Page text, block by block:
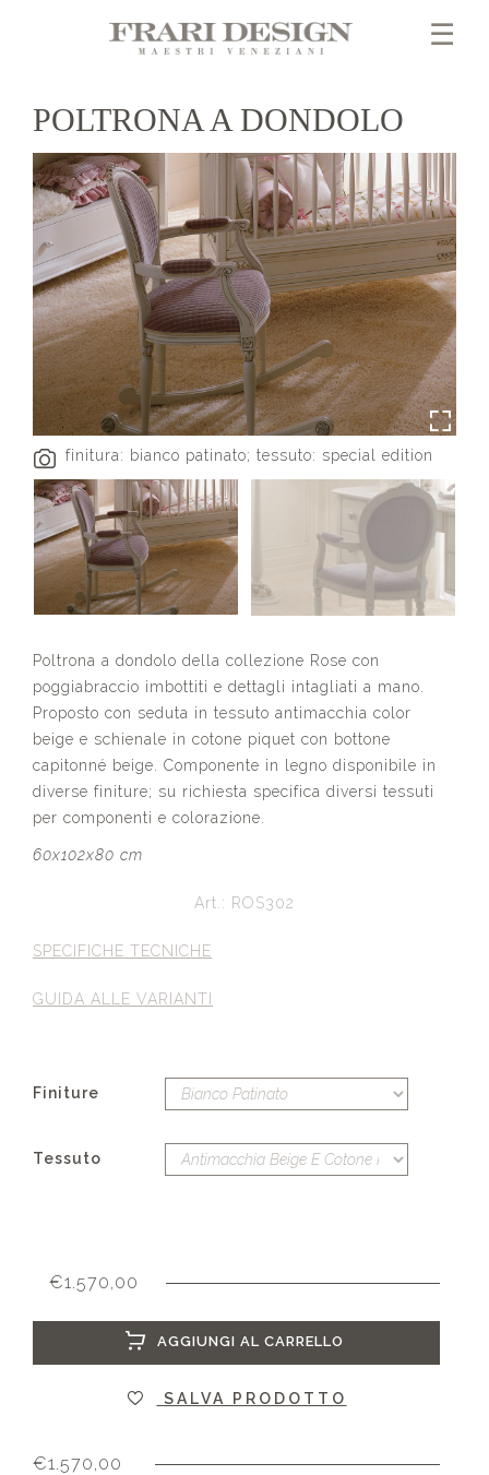
☰
×
POLTRONA A DONDOLO
finitura: bianco patinato; tessuto: special edition
Poltrona a dondolo della collezione Rose con
poggiabraccio imbottiti e dettagli intagliati a mano.
Proposto con seduta in tessuto antimacchia color
beige e schienale in cotone piquet con bottone
capitonné beige. Componente in legno disponibile in
diverse finiture; su richiesta specifica diversi tessuti
per componenti e colorazione.
60x102x80 cm
Art.: ROS302
SPECIFICHE TECNICHE
GUIDA ALLE VARIANTI
Finiture
Tessuto
€1.570,00
AGGIUNGI AL CARRELLO
SALVA PRODOTTO
€1.570,00